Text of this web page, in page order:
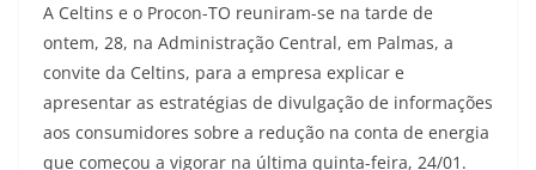
A Celtins e o Procon-TO reuniram-se na tarde de
ontem, 28, na Administração Central, em Palmas, a
convite da Celtins, para a empresa explicar e
apresentar as estratégias de divulgação de informações
aos consumidores sobre a redução na conta de energia
que começou a vigorar na última quinta-feira, 24/01.